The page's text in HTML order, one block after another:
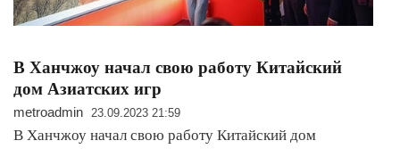
В Ханчжоу начал свою работу Китайский
дом Азиатских игр
metroadmin 23.09.2023 21:59
В Ханчжоу начал свою работу Китайский дом